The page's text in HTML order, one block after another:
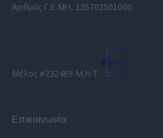
Αριθμός Γ.Ε.ΜΗ. 125702501000
Μέλος #232469 Μ.Η.Τ.
Επικοινωνία